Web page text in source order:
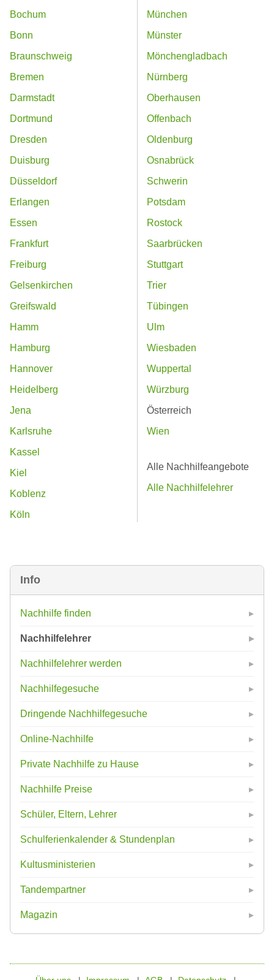
Info
Nachhilfe finden
Nachhilfelehrer
Nachhilfelehrer werden
Nachhilfegesuche
Dringende Nachhilfegesuche
Online-Nachhilfe
Private Nachhilfe zu Hause
Nachhilfe Preise
Schüler, Eltern, Lehrer
Schulferienkalender & Stundenplan
Kultusministerien
Tandempartner
Magazin
Bochum
Bonn
Braunschweig
Bremen
Darmstadt
Dortmund
Dresden
Duisburg
Düsseldorf
Erlangen
Essen
Frankfurt
Freiburg
Gelsenkirchen
Greifswald
Hamm
Hamburg
Hannover
Heidelberg
Jena
Karlsruhe
Kassel
Kiel
Koblenz
Köln
München
Münster
Mönchengladbach
Nürnberg
Oberhausen
Offenbach
Oldenburg
Osnabrück
Schwerin
Potsdam
Rostock
Saarbrücken
Stuttgart
Trier
Tübingen
Ulm
Wiesbaden
Wuppertal
Würzburg
Österreich
Wien
Alle Nachhilfeangebote
Alle Nachhilfelehrer